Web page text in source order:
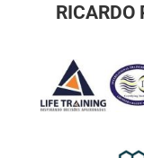
RICARDO